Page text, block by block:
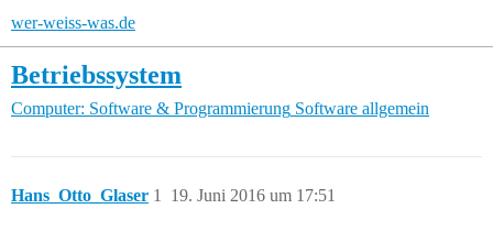
wer-weiss-was.de
Betriebssystem
Computer: Software & Programmierung Software allgemein
Hans_Otto_Glaser 19. Juni 2016 um 17:51
1